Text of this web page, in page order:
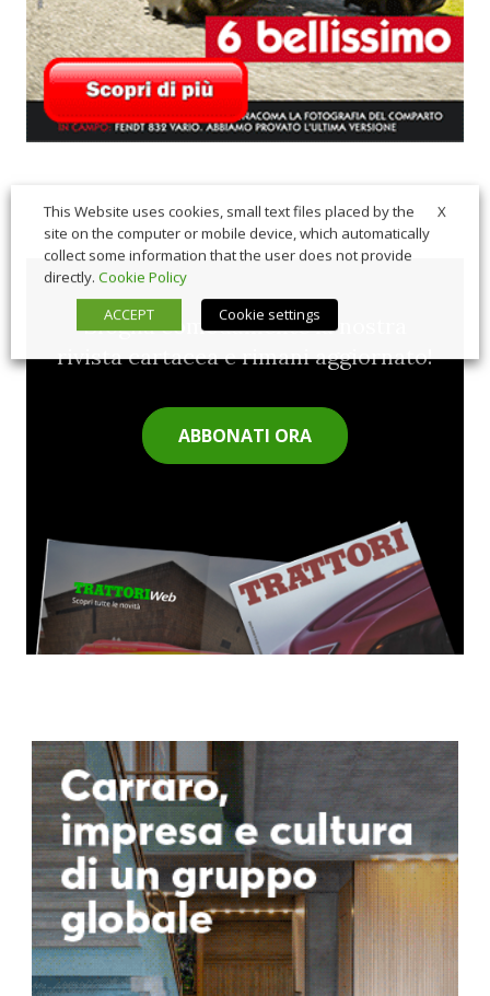
Sfoglia comodamente la nostra
rivista cartacea e rimani aggiornato!
ABBONATI ORA
X
This Website uses cookies, small text files placed by the
site on the computer or mobile device, which automatically
collect some information that the user does not provide
directly. Cookie Policy
ACCEPT
Cookie settings